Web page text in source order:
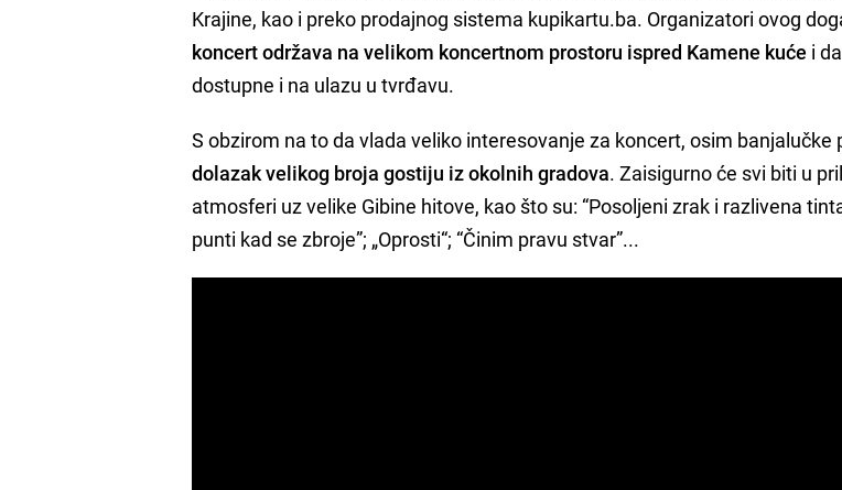
Krajine, kao i preko prodajnog sistema kupikartu.ba. Organizatori ovog
koncert održava na velikom koncertnom prostoru ispred Kamene kuće i
dostupne i na ulazu u tvrđavu.
S obzirom na to da vlada veliko interesovanje za koncert, osim banjalučke
dolazak velikog broja gostiju iz okolnih gradova. Zaisigurno će svi biti u
atmosferi uz velike Gibine hitove, kao što su: “Posoljeni zrak i razlivena
punti kad se zbroje”; „Oprosti“; “Činim pravu stvar”...